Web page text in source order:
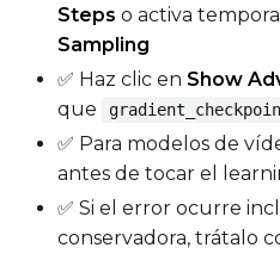
Steps o activa
Sampling
✅ Haz clic en Show
que
✅ Para modelos de
antes de tocar el
✅ Si el error ocurre
conservadora, trátalo